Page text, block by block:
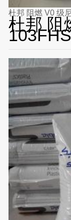
杜邦 阻燃 V0 级
杜邦 阻